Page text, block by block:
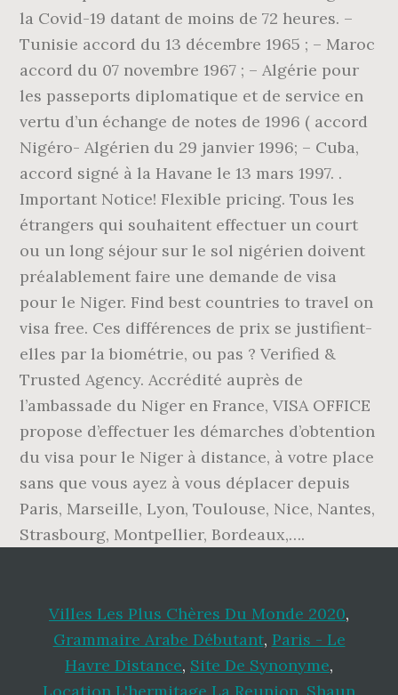
Villes Les Plus Chères Du Monde 2020,
Grammaire Arabe Débutant, Paris - Le
Havre Distance, Site De Synonyme,